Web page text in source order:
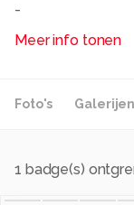
-
Alle rechten
Meer info tonen
Foto's Galerijen
1 badge(s)